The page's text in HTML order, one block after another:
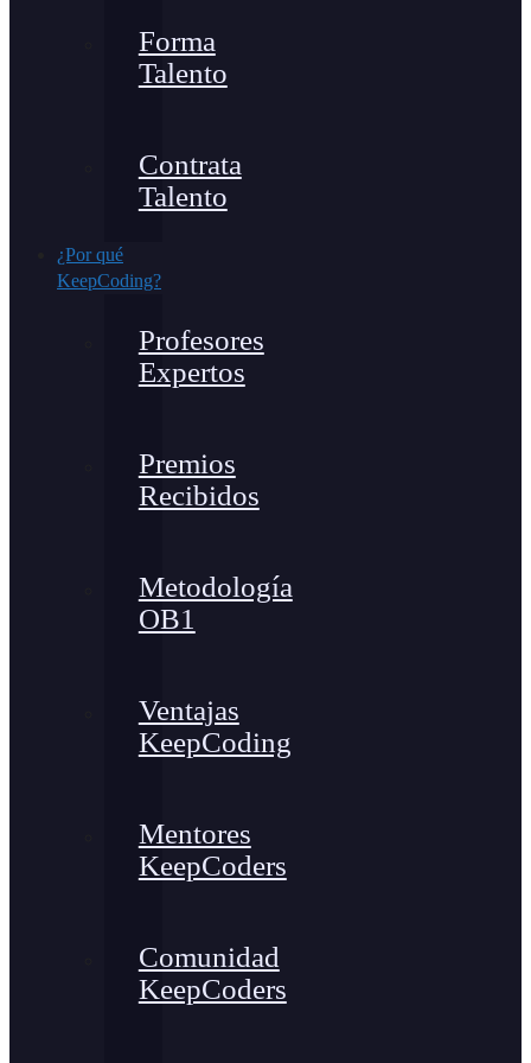
Forma
Talento
Contrata
Talento
¿Por qué
KeepCoding?
Profesores
Expertos
Premios
Recibidos
Metodología
OB1
Ventajas
KeepCoding
Mentores
KeepCoders
Comunidad
KeepCoders